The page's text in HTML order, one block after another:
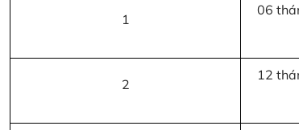
1
06
2
12